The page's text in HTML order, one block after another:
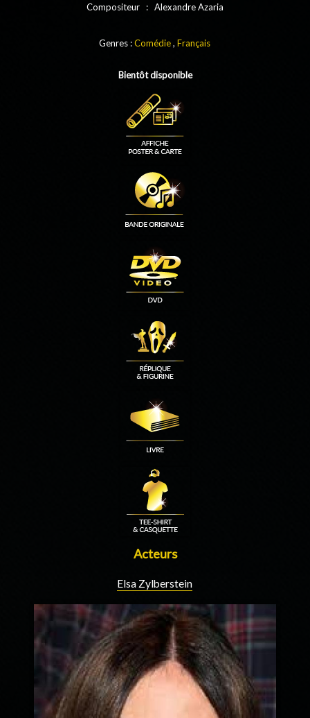
Compositeur : Alexandre Azaria
Genres :Comédie,Français
Bientôt disponible
Acteurs
Elsa Zylberstein